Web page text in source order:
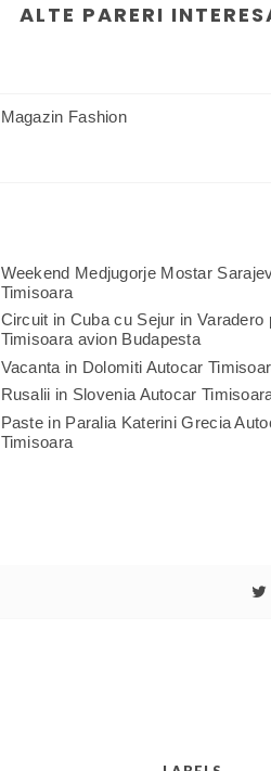
ALTE PARERI
Magazin Fashion
Weekend Medjugorje Mostar
Timisoara
Circuit in Cuba cu Sejur in Varadero
Timisoara avion Budapesta
Vacanta in Dolomiti Autocar
Rusalii in Slovenia Autocar
Paste in Paralia Katerini Grecia
Timisoara